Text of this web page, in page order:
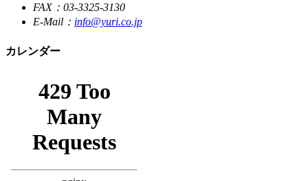
FAX：03-3325-3130
E-Mail： info@yuri.co.jp
カレンダー